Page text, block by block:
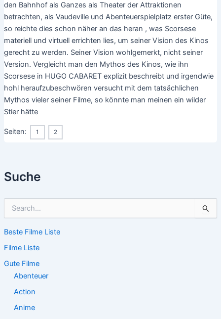
Suche
h
n
n
Beste Filme Liste
Filme Liste
Gute Filme
Abenteuer
Action
Anime
den Bahnhof als Ganzes als Theater der Attraktionen
betrachten, als Vaudeville und Abenteuerspielplatz erster Güte,
so reichte dies schon näher an das heran , was Scorsese
materiell und virtuell errichten lies, um seiner Vision des Kinos
gerecht zu werden. Seiner Vision wohlgemerkt, nicht seiner
Version. Vergleicht man den Mythos des Kinos, wie ihn
Scorsese in HUGO CABARET explizit beschreibt und irgendwie
hohl heraufzubeschwören versucht mit dem tatsächlichen
Mythos vieler seiner Filme, so könnte man meinen ein wilder
Stier hätte
Seiten: 1 2